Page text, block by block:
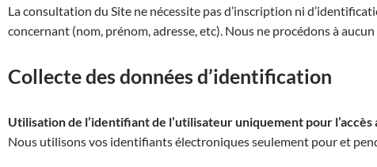
La consultation du Site ne nécessite pas d’inscription ni
concernant (nom, prénom, adresse, etc). Nous ne procédons à
Collecte des données d’identification
Utilisation de l’identifiant de l’utilisateur uniquement pour l’accès
Nous utilisons vos identifiants électroniques seulement pour et